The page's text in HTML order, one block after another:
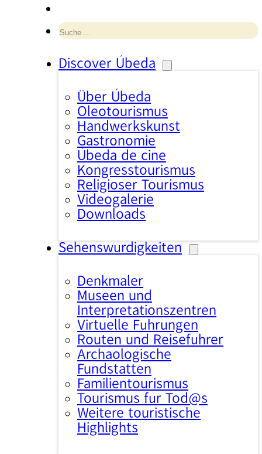
Suchen
Discover Úbeda
Über Úbeda
Oleotourismus
Handwerkskunst
Gastronomie
Úbeda de cine
Kongresstourismus
Religiöser Tourismus
Videogalerie
Downloads
Sehenswürdigkeiten
Denkmäler
Museen und
Interpretationszentren
Virtuelle Führungen
Routen und Reiseführer
Archäologische
Fundstätten
Familientourismus
Tourismus für Tod@s
Weitere touristische
Highlights